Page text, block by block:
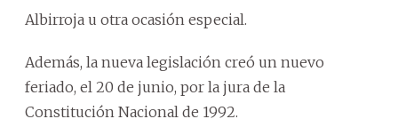
Albirroja u otra ocasión especial.
Además, la nueva legislación creó un nuevo
feriado, el 20 de junio, por la jura de la
Constitución Nacional de 1992.